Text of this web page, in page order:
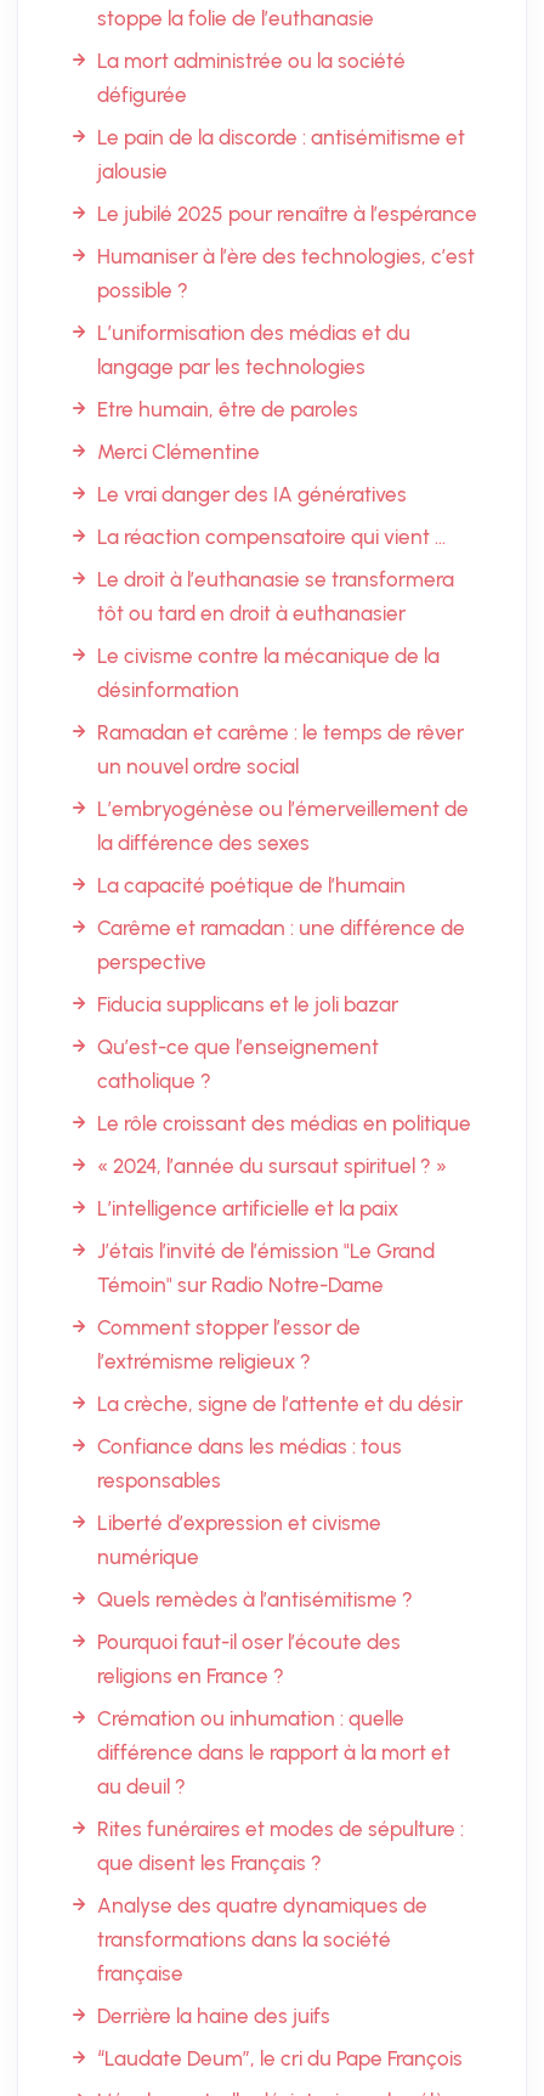
stoppe la folie de l’euthanasie
La mort administrée ou la société
défigurée
Le pain de la discorde : antisémitisme et
jalousie
Le jubilé 2025 pour renaître à l’espérance
Humaniser à l’ère des technologies, c’est
possible ?
L’uniformisation des médias et du
langage par les technologies
Etre humain, être de paroles
Merci Clémentine
Le vrai danger des IA génératives
La réaction compensatoire qui vient …
Le droit à l’euthanasie se transformera
tôt ou tard en droit à euthanasier
Le civisme contre la mécanique de la
désinformation
Ramadan et carême : le temps de rêver
un nouvel ordre social
L’embryogénèse ou l’émerveillement de
la différence des sexes
La capacité poétique de l’humain
Carême et ramadan : une différence de
perspective
Fiducia supplicans et le joli bazar
Qu’est-ce que l’enseignement
catholique ?
Le rôle croissant des médias en politique
« 2024, l’année du sursaut spirituel ? »
L’intelligence artificielle et la paix
J’étais l’invité de l’émission "Le Grand
Témoin" sur Radio Notre-Dame
Comment stopper l’essor de
l’extrémisme religieux ?
La crèche, signe de l’attente et du désir
Confiance dans les médias : tous
responsables
Liberté d’expression et civisme
numérique
Quels remèdes à l’antisémitisme ?
Pourquoi faut-il oser l’écoute des
religions en France ?
Crémation ou inhumation : quelle
différence dans le rapport à la mort et
au deuil ?
Rites funéraires et modes de sépulture :
que disent les Français ?
Analyse des quatre dynamiques de
transformations dans la société
française
Derrière la haine des juifs
“Laudate Deum”, le cri du Pape François